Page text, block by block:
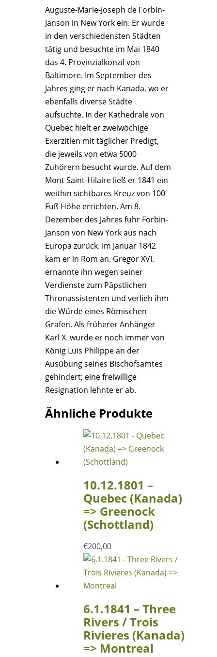
Auguste-Marie-Joseph de Forbin-
Janson in New York ein. Er wurde
in den verschiedensten Städten
tätig und besuchte im Mai 1840
das 4. Provinzialkonzil von
Baltimore. Im September des
Jahres ging er nach Kanada, wo er
ebenfalls diverse Städte
aufsuchte. In der Kathedrale von
Quebec hielt er zweiwöchige
Exerzitien mit täglicher Predigt,
die jeweils von etwa 5000
Zuhörern besucht wurde. Auf dem
Mont Saint-Hilaire ließ er 1841 ein
weithin sichtbares Kreuz von 100
Fuß Höhe errichten. Am 8.
Dezember des Jahres fuhr Forbin-
Janson von New York aus nach
Europa zurück. Im Januar 1842
kam er in Rom an. Gregor XVI.
ernannte ihn wegen seiner
Verdienste zum Päpstlichen
Thronassistenten und verlieh ihm
die Würde eines Römischen
Grafen. Als früherer Anhänger
Karl X. wurde er noch immer von
König Luis Philippe an der
Ausübung seines Bischofsamtes
gehindert; eine freiwillige
Resignation lehnte er ab.
Ähnliche Produkte
10.12.1801 –
Quebec (Kanada)
=> Greenock
(Schottland)
€200,00
6.1.1841 – Three
Rivers / Trois
Rivieres (Kanada)
=> Montreal